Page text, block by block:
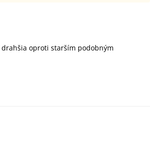
oproti starším podobným